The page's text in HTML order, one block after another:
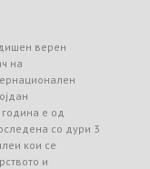
верен
на
е од
со дури 3
кои се
и